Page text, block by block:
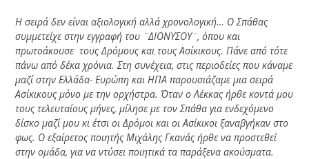
Η σειρά δεν είναι αξιολογική αλλά χρονολογική… Ο Σπάθας
συμμετείχε στην εγγραφή του ¨ΔΙΟΝΥΣΟΥ¨, όπου και
πρωτοάκουσε τους Δρόμους και τους Ασίκικους. Πάνε από τότε
πάνω από δέκα χρόνια. Στη συνέχεια, στις περιοδείες που κάναμε
μαζί στην Ελλάδα- Ευρώπη και ΗΠΑ παρουσιάζαμε μια σειρά
Ασίκικους μόνο με την ορχήστρα. Όταν ο Λέκκας ήρθε κοντά μου
τους τελευταίους μήνες, μίλησε με τον Σπάθα για ενδεχόμενο
δίσκο μαζί μου κι έτσι οι Δρόμοι και οι Ασίκικοι ξαναβγήκαν στο
φως. Ο εξαίρετος ποιητής Μιχάλης Γκανάς ήρθε να προστεθεί
στην ομάδα, για να ντύσει ποιητικά τα παράξενα ακούσματα.